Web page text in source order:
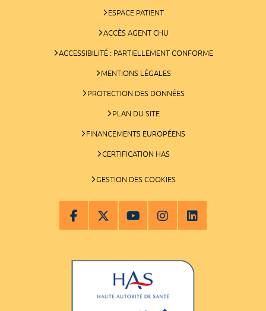
ESPACE PATIENT
ACCÈS AGENT CHU
ACCESSIBILITÉ : PARTIELLEMENT CONFORME
MENTIONS LÉGALES
PROTECTION DES DONNÉES
PLAN DU SITE
FINANCEMENTS EUROPÉENS
CERTIFICATION HAS
GESTION DES COOKIES